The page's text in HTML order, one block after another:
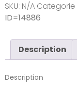
SKU: N/A Categorie
ID=14886
Description
Description